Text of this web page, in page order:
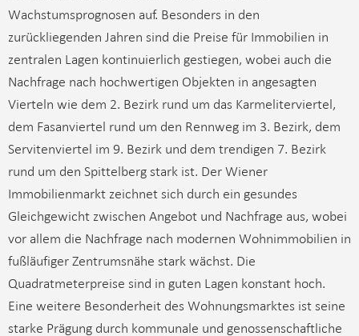
Wachstumsprognosen auf. Besonders in den
zurückliegenden Jahren sind die Preise für Immobilien in
zentralen Lagen kontinuierlich gestiegen, wobei auch die
Nachfrage nach hochwertigen Objekten in angesagten
Vierteln wie dem 2. Bezirk rund um das Karmeliterviertel,
dem Fasanviertel rund um den Rennweg im 3. Bezirk, dem
Servitenviertel im 9. Bezirk und dem trendigen 7. Bezirk
rund um den Spittelberg stark ist. Der Wiener
Immobilienmarkt zeichnet sich durch ein gesundes
Gleichgewicht zwischen Angebot und Nachfrage aus, wobei
vor allem die Nachfrage nach modernen Wohnimmobilien in
fußläufiger Zentrumsnähe stark wächst. Die
Quadratmeterpreise sind in guten Lagen konstant hoch.
Eine weitere Besonderheit des Wohnungsmarktes ist seine
starke Prägung durch kommunale und genossenschaftliche